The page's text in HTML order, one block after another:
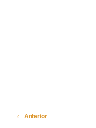
Navegação
← Anterior